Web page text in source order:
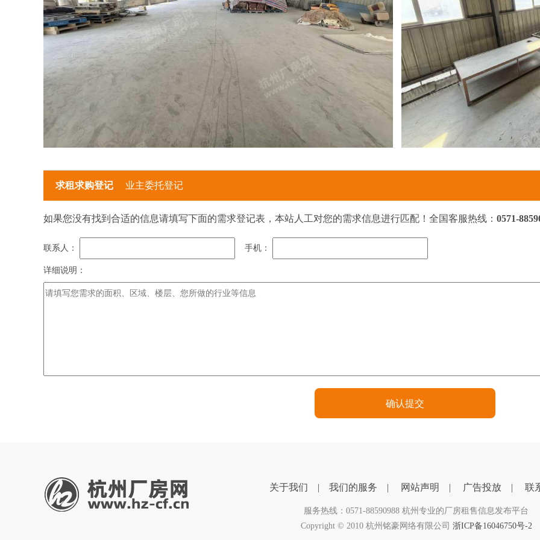
求租求购登记 业主委托登记
如果您没有找到合适的信息请填写下面的需求登记表，本站人工对您的需求信息进行匹配！全国客服热线： 0571-
联系人： 手机：
详细说明：
关于我们 | 我们的服务 | 网站声明 | 广告投放| 联
服务热线：0571-88590988 杭州专业的厂房租售信息发布平台
Copyright © 2010 杭州铭豪网络有限公司 浙ICP备16046750号-2